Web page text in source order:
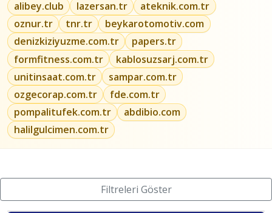
alibey.club
lazersan.tr
ateknik.com.tr
oznur.tr
tnr.tr
beykarotomotiv.com
denizkiziyuzme.com.tr
papers.tr
formfitness.com.tr
kablosuzsarj.com.tr
unitinsaat.com.tr
sampar.com.tr
ozgecorap.com.tr
fde.com.tr
pompalitufek.com.tr
abdibio.com
halilgulcimen.com.tr
Filtreleri Göster